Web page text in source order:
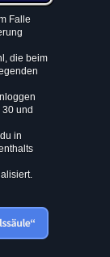
Falle
die beim
und
in